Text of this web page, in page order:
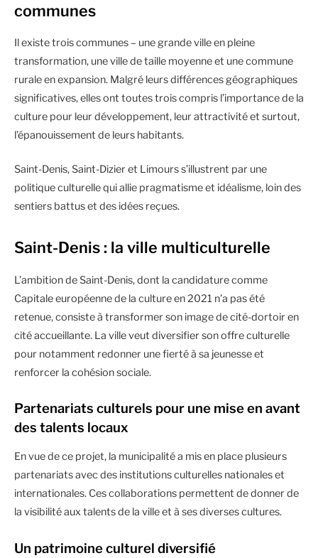
communes
Il existe trois communes – une grande ville en pleine
transformation, une ville de taille moyenne et une commune
rurale en expansion. Malgré leurs différences géographiques
significatives, elles ont toutes trois compris l’importance de la
culture pour leur développement, leur attractivité et surtout,
l’épanouissement de leurs habitants.
Saint-Denis, Saint-Dizier et Limours s’illustrent par une
politique culturelle qui allie pragmatisme et idéalisme, loin des
sentiers battus et des idées reçues.
Saint-Denis : la ville multiculturelle
L’ambition de Saint-Denis, dont la candidature comme
Capitale européenne de la culture en 2021 n’a pas été
retenue, consiste à transformer son image de cité-dortoir en
cité accueillante. La ville veut diversifier son offre culturelle
pour notamment redonner une fierté à sa jeunesse et
renforcer la cohésion sociale.
Partenariats culturels pour une mise en avant
des talents locaux
En vue de ce projet, la municipalité a mis en place plusieurs
partenariats avec des institutions culturelles nationales et
internationales. Ces collaborations permettent de donner de
la visibilité aux talents de la ville et à ses diverses cultures.
Un patrimoine culturel diversifié